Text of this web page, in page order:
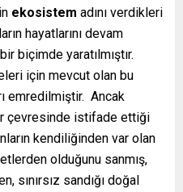
ekosistem adını verdikleri
hayatlarını devam
biçimde yaratılmıştır.
için mevcut olan bu
emredilmiştir. Ancak
çevresinde istifade ettiği
kendiliğinden var olan
olduğunu sanmış,
sınırsız sandığı doğal